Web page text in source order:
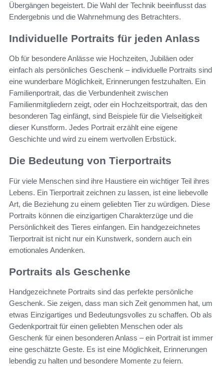
Übergängen begeistert. Die Wahl der Technik beeinflusst das
Endergebnis und die Wahrnehmung des Betrachters.
Individuelle Portraits für jeden Anlass
Ob für besondere Anlässe wie Hochzeiten, Jubiläen oder
einfach als persönliches Geschenk – individuelle Portraits sind
eine wunderbare Möglichkeit, Erinnerungen festzuhalten. Ein
Familienportrait, das die Verbundenheit zwischen
Familienmitgliedern zeigt, oder ein Hochzeitsportrait, das den
besonderen Tag einfängt, sind Beispiele für die Vielseitigkeit
dieser Kunstform. Jedes Portrait erzählt eine eigene
Geschichte und wird zu einem wertvollen Erbstück.
Die Bedeutung von Tierportraits
Für viele Menschen sind ihre Haustiere ein wichtiger Teil ihres
Lebens. Ein Tierportrait zeichnen zu lassen, ist eine liebevolle
Art, die Beziehung zu einem geliebten Tier zu würdigen. Diese
Portraits können die einzigartigen Charakterzüge und die
Persönlichkeit des Tieres einfangen. Ein handgezeichnetes
Tierportrait ist nicht nur ein Kunstwerk, sondern auch ein
emotionales Andenken.
Portraits als Geschenke
Handgezeichnete Portraits sind das perfekte persönliche
Geschenk. Sie zeigen, dass man sich Zeit genommen hat, um
etwas Einzigartiges und Bedeutungsvolles zu schaffen. Ob als
Gedenkportrait für einen geliebten Menschen oder als
Geschenk für einen besonderen Anlass – ein Portrait ist immer
eine geschätzte Geste. Es ist eine Möglichkeit, Erinnerungen
lebendig zu halten und besondere Momente zu feiern.